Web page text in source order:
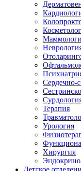
Сердечно-
Терапия
Урология
Хирургия
Детское